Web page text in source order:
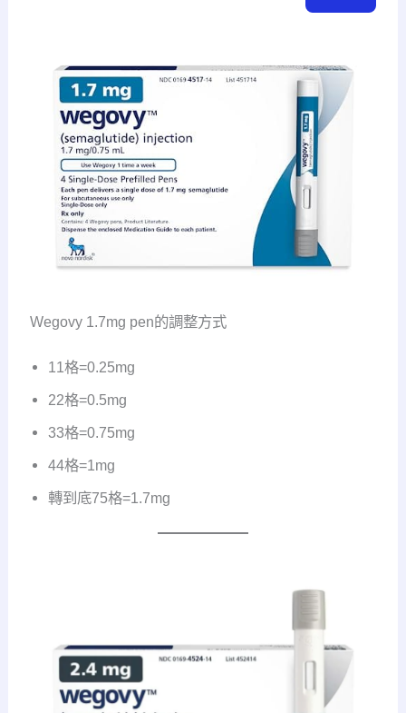
Wegovy 1.7mg pen的調整方式
11格=0.25mg
22格=0.5mg
33格=0.75mg
44格=1mg
轉到底75格=1.7mg